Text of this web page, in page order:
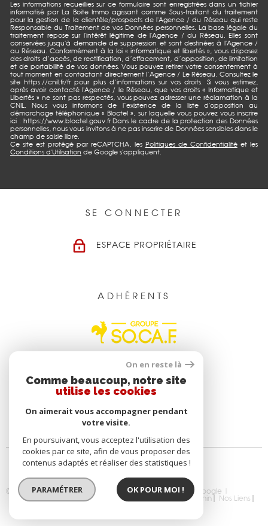
Les informations recueillies sur ce formulaire sont enregistrées dans un fichier
informatisé par La Boite Immo agissant comme Sous-traitant du traitement
pour la gestion de la clientèle/prospects de l'Agence / du Réseau qui reste
Responsable du Traitement de vos Données personnelles. La base légale du
traitement repose sur l'intérêt légitime de l'Agence / du Réseau. Elles sont
conservées jusqu'à demande de suppression et sont destinées à l'Agence /
au Réseau. Conformément à la loi « informatique et libertés », vous disposez
des droits d’accès, de rectification, d’effacement, d’opposition, de limitation
et de portabilité de vos données. Vous pouvez retirer votre consentement à
tout moment en contactant directement l’Agence / Le Réseau. Consultez le
site https://cnil.fr/fr pour plus d’informations sur vos droits. Si vous estimez,
après avoir contacté l'Agence / le Réseau, que vos droits « Informatique et
Libertés » ne sont pas respectés, vous pouvez adresser une réclamation à la
CNIL. Nous vous informons de l’existence de la liste d'opposition au
démarchage téléphonique « Bloctel », sur laquelle vous pouvez vous inscrire
ici : https://www.bloctel.gouv.fr Dans le cadre de la protection des Données
personnelles, nous vous invitons à ne pas inscrire de Données sensibles dans le
champ de saisie libre.
Ce site est protégé par reCAPTCHA, les Politiques de Confidentialitéet les
Conditions d'Utilisation de Google s'appliquent.
SE CONNECTER
ESPACE PROPRIÉTAIRE
ADHÉRENTS
© 2026 | Tous droits réservés | Traduction powered by Google |
Nos Honoraires
Plan Du Site Mentions Légales Admin
Nos Liens
On en reste là
Comme beaucoup, notre site
utilise les cookies
On aimerait vous accompagner pendant
votre visite.
En poursuivant, vous acceptez l'utilisation des
cookies par ce site, afin de vous proposer des
contenus adaptés et réaliser des statistiques !
PARAMÉTRER OK POUR MOI !